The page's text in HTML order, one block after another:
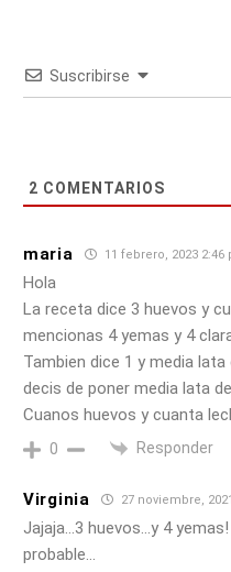
Suscribirse
2 COMENTARIOS
maria 11 febrero, 2023 2:46
Hola
La receta dice 3 huevos y
mencionas 4 yemas y 4
Tambien dice 1 y media
decis de poner media lata
Cuanos huevos y cuanta
0 Responder
Virginia 27 noviembre,
Jajaja…3 huevos…y 4
probable…